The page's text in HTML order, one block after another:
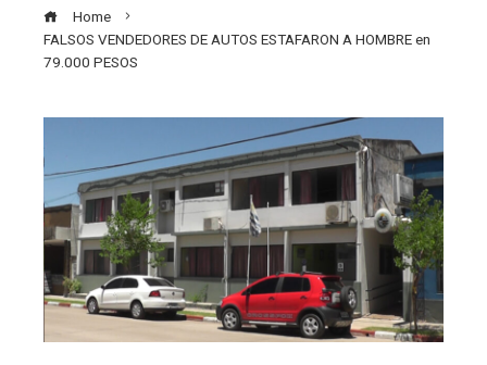
Home
FALSOS VENDEDORES DE AUTOS ESTAFARON A HOMBRE en
79.000 PESOS